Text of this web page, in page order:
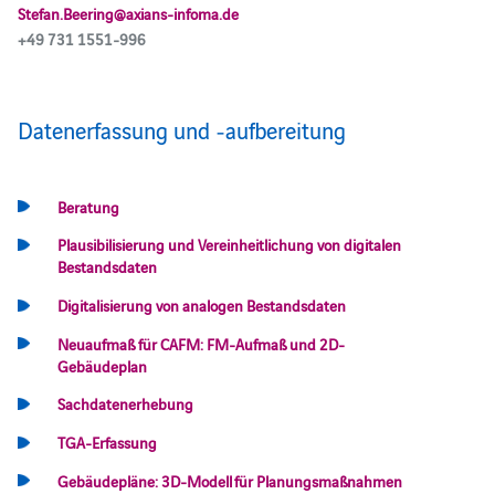
Stefan.Beering@axians-infoma.de
+49 731 1551-996
Datenerfassung und ‑aufbereitung
Beratung
Plausibilisierung und Vereinheitlichung von digitalen
Bestandsdaten
Digitalisierung von analogen Bestandsdaten
Neuaufmaß für CAFM: FM-Aufmaß und 2D-
Gebäudeplan
Sachdatenerhebung
TGA-Erfassung
Gebäudepläne: 3D-Modell für Planungsmaßnahmen